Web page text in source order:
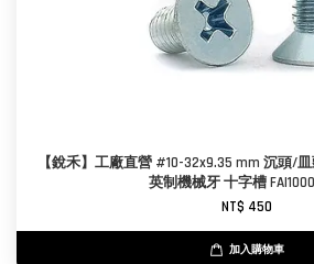
【銳禾】工廠直營 #10-32x9.35 mm 沉頭/
英制機械牙 十字槽
NT$ 450
加入購物車